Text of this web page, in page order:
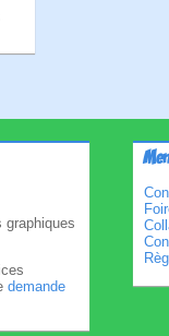
graphiques
demande